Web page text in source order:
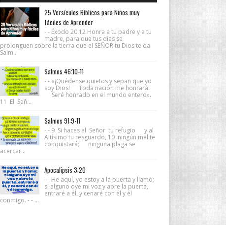
25 Versículos Bíblicos para Niños muy
fáciles de Aprender
- - Éxodo 20:12 Honra a tu padre y a tu
madre, para que tus días se
prolonguen sobre la tierra que el SEÑOR tu Dios te da.
Salm...
Salmos 46:10-11
- - «¡Quédense quietos y sepan que yo
soy Dios! Toda nación me honrará.
Seré honrado en el mundo entero».
11 El Señ...
Salmos 91:9-11
- - 9 Si haces al Señor tu refugio y al
Altísimo tu resguardo, 10 ningún mal te
conquistará; ninguna plaga se
acercar...
Apocalipsis 3:20
- - He aquí, yo estoy a la puerta y llamo;
si alguno oye mi voz y abre la puerta,
entraré a él, y cenaré con él y él
conmigo. - - ...